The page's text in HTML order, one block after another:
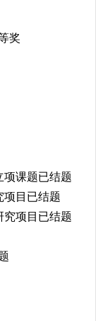
奖
项课题已结题
项目已结题
究项目已结题